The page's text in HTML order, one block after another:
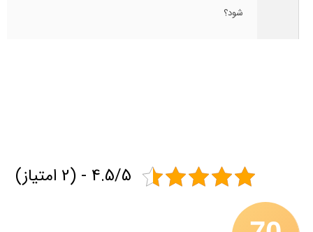
شود؟
4.5/5 - (2 امتیاز)